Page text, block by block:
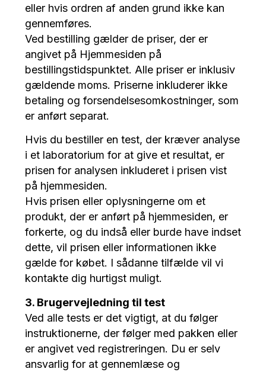
eller hvis ordren af anden grund ikke kan
gennemføres.
Ved bestilling gælder de priser, der er
angivet på Hjemmesiden på
bestillingstidspunktet. Alle priser er inklusiv
gældende moms. Priserne inkluderer ikke
betaling og forsendelsesomkostninger, som
er anført separat.
Hvis du bestiller en test, der kræver analyse
i et laboratorium for at give et resultat, er
prisen for analysen inkluderet i prisen vist
på hjemmesiden.
Hvis prisen eller oplysningerne om et
produkt, der er anført på hjemmesiden, er
forkerte, og du indså eller burde have indset
dette, vil prisen eller informationen ikke
gælde for købet. I sådanne tilfælde vil vi
kontakte dig hurtigst muligt.
3. Brugervejledning til test
Ved alle tests er det vigtigt, at du følger
instruktionerne, der følger med pakken eller
er angivet ved registreringen. Du er selv
ansvarlig for at gennemlæse og